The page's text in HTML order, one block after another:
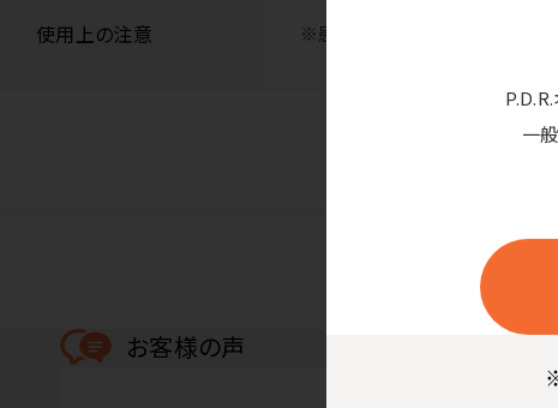
一
使用上の注意 ※患者さま向け価格は全てオープ
お客様の声